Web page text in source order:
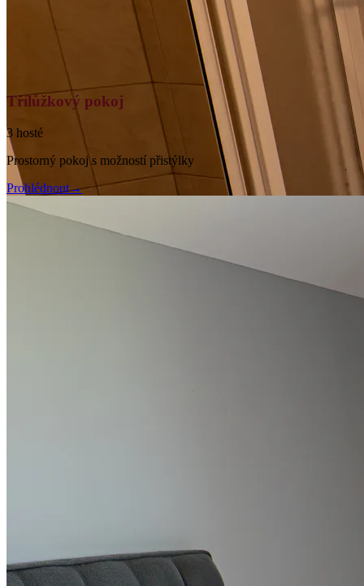
Třílůžkový pokoj
3 hosté
Prostorný pokoj s možností přistýlky
Prohlédnout→